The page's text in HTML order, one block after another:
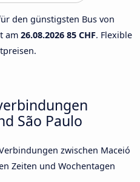
den günstigsten Bus von
am 26.08.2026 85 CHF. Flexible
São Paulo
zwischen Maceió
Zeiten und Wochentagen